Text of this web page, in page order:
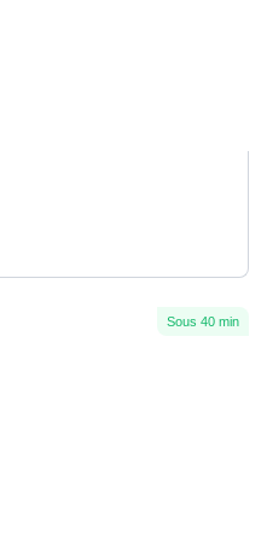
Sous 40 min